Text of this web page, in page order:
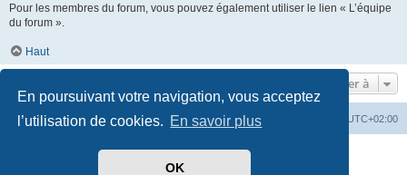
En poursuivant votre navigation, vous acceptez
l’utilisation de cookies. En savoir plus
OK
Pour les membres du forum, vous pouvez également utiliser le lien « L’équipe
du forum ».
Haut
Aller à
Index du forum UTC+02:00
Développé parphpBB® Forum Software © phpBB Limited
Traduit par